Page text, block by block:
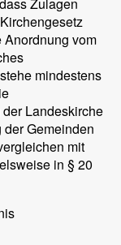
vom
mindestens
Landeskirche
Gemeinden
mit
in § 20